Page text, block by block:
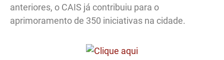
anteriores, o CAIS já contribuiu para o
aprimoramento de 350 iniciativas na cidade.